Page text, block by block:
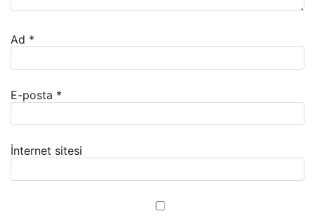
Ad *
E-posta *
İnternet sitesi